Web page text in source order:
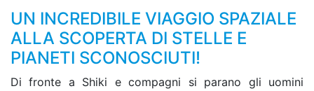
UN INCREDIBILE VIAGGIO SPAZIALE
ALLA SCOPERTA DI STELLE E
PIANETI SCONOSCIUTI!
Di fronte a Shiki e compagni si parano gli uomini